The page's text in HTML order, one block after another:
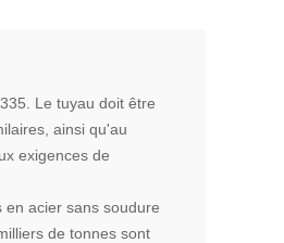
Le tuyau doit être
ainsi qu'au
exigences de
en acier sans soudure
de tonnes sont